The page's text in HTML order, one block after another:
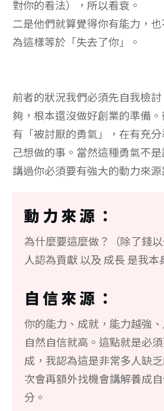
對你的看法），所以看衰。
二是他們就算覺得你有能力，
為這樣等於「失去了你」。
前者的狀況我們必須先自我檢
夠，根本還沒做好創業的準備
有「被討厭的勇氣」，在有充
己想做的事。當然這種勇氣不
講過你必須要有強大的動力來源
動力來源：
為什麼要這麼做？（除了錢
人認為貢獻 以及 成長 是我本
自信來源：
你的能力、成就，能力越強
自然自信就高。這點就是必
成，我認為這是非常多人缺
次會再額外找機會講解養成
分。